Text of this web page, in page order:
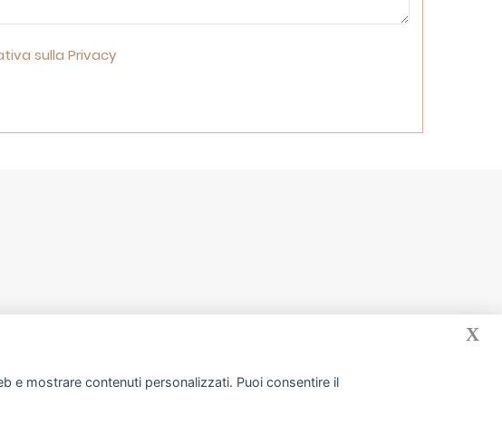
sulla Privacy
e mostrare contenuti personalizzati. Puoi consentire il
X